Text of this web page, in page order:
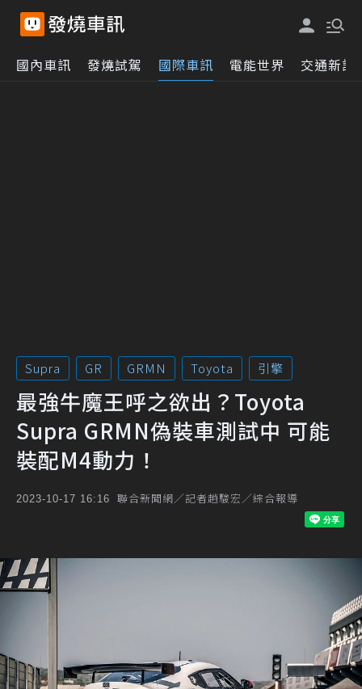
國內車訊 發燒試駕 國際車訊 電能世界 交通新訊
Supra GR GRMN Toyota 引擎
最強牛魔王呼之欲出？Toyota
Supra GRMN偽裝車測試中 可能
裝配M4動力！
2023-10-17 16:16 聯合新聞網／記者趙駿宏／綜合報導